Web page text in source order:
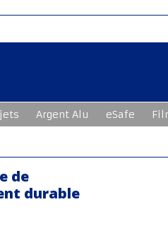
Argent Alu eSafe
de
durable